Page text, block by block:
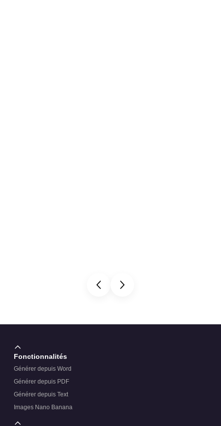
Fonctionnalités
Générer depuis Word
Générer depuis PDF
Générer depuis Text
Images Nano Banana